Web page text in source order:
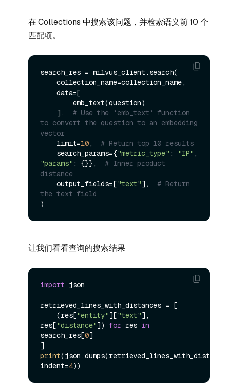
在 Collections 中搜索该问题，并检索语义前 10 个
匹配项。
search_res = milvus_client.search(
    ],
# Use the `emb_text` function
to convert the question to an embedding
vector
    limit=
10, # Return top 10 results
    search_params={
"metric_type" : "IP"
"params" : {}}, # Inner product
distance
    output_fields=[
"text"], # Return
the text field
让我们看看查询的搜索结果
import json
retrieved_lines_with_distances = [
    (res[
"entity"]["text"],
res["distance"]) for res in
search_res[0]
print
indent=4